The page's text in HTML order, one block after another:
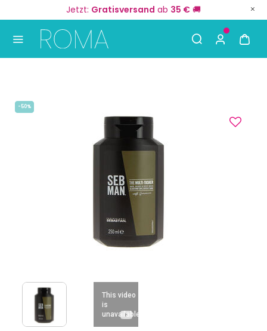
Jetzt: Gratisversand ab 35 € 🚚
-50%